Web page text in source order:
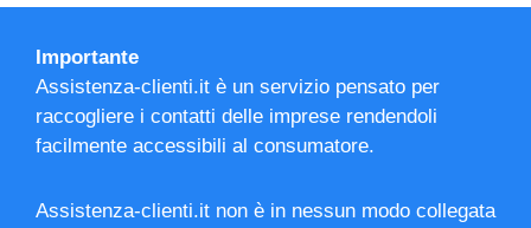
Importante
Assistenza-clienti.it è un servizio pensato per
raccogliere i contatti delle imprese rendendoli
facilmente accessibili al consumatore.
Assistenza-clienti.it non è in nessun modo collegata